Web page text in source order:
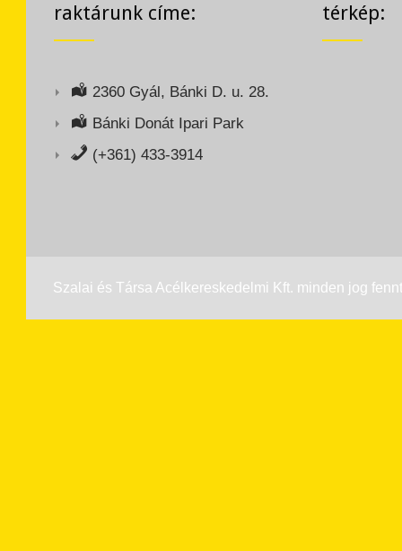
raktárunk címe:
2360 Gyál, Bánki D. u. 28.
Bánki Donát Ipari Park
(+361) 433-3914
térkép:
Szalai és Társa Acélkereskedelmi Kft. minden jog